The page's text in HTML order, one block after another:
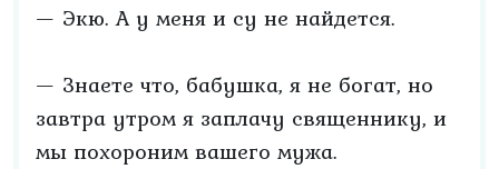
— Экю. А у меня и су не найдется.
— Знаете что, бабушка, я не богат, но
завтра утром я заплачу священнику, и
мы похороним вашего мужа.